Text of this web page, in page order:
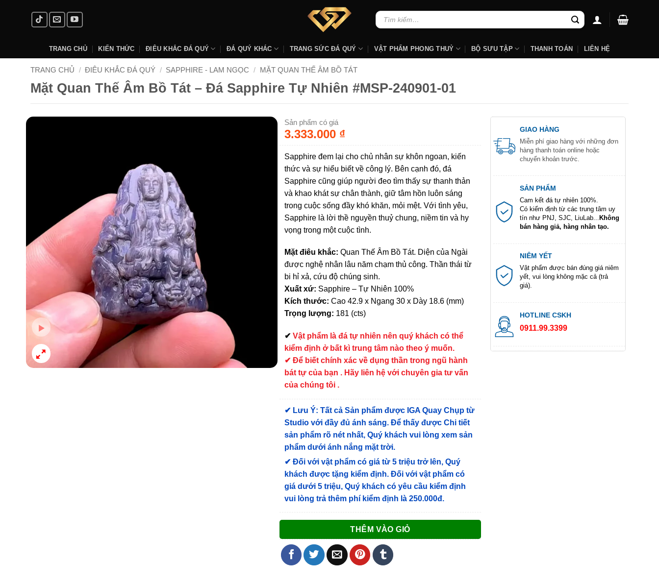
Tìm
kiếm:
TRANG CHỦ KIẾN THỨC ĐIÊU KHẮC ĐÁ QUÝ ĐÁ QUÝ KHÁC TRANG SỨC ĐÁ QUÝ VẬT PHẨM PHONG THUỶ BỘ SƯU TẬP THANH TOÁN LIÊN HỆ
TRANG CHỦ / ĐIÊU KHẮC ĐÁ QUÝ / SAPPHIRE - LAM NGỌC / MẶT QUAN THẾ ÂM BỒ TÁT
Mặt Quan Thế Âm Bồ Tát – Đá Sapphire Tự Nhiên #MSP-240901-01
Sản phẩm có giá
3.333.000 ₫
Sapphire đem lại cho chủ nhân sự khôn ngoan, kiến
thức và sự hiểu biết về công lý. Bên cạnh đó, đá
Sapphire cũng giúp người đeo tìm thấy sự thanh thản
và khao khát sự chân thành, giữ tâm hồn luôn sáng
trong cuộc sống đầy khó khăn, mỏi mệt. Với tình yêu,
Sapphire là lời thề nguyền thuỷ chung, niềm tin và hy
vọng trong một cuộc tình.
Mặt điêu khắc:Quan Thế Âm Bồ Tát. Diện của Ngài
được nghệ nhân lâu năm chạm thủ công. Thần thái từ
bi hỉ xả, cứu độ chúng sinh.
Xuất xứ: Sapphire – Tự Nhiên 100%
Kích thước: Cao 42.9 x Ngang 30 x Dày 18.6 (mm)
Trọng lượng: 181 (cts)
✔Vật phẩm là đá tự nhiên nên quý khách có thể
kiểm định ở bất kì trung tâm nào theo ý muốn.
✔ Để biết chính xác về dụng thần trong ngũ hành
bát tự của bạn . Hãy liên hệ với chuyên gia tư vấn
của chúng tôi .
✔ Lưu Ý: Tất cả Sản phẩm được IGA Quay Chụp từ
Studio với đầy đủ ánh sáng. Để thấy được Chi tiết
sản phẩm rõ nét nhất, Quý khách vui lòng xem sản
phẩm dưới ánh nắng mặt trời.
✔Đối với vật phẩm có giá từ 5 triệu trở lên, Quý
khách được tặng kiểm định. Đối với vật phẩm có
giá dưới 5 triệu, Quý khách có yêu cầu kiểm định
vui lòng trả thêm phí kiểm định là 250.000đ.
THÊM VÀO GIỎ
GIAO HÀNG
Miễn phí giao hàng với những đơn
hàng thanh toán online hoặc
chuyển khoản trước.
SẢN PHẨM
Cam kết đá tự nhiên 100%.
Có kiểm định từ các trung tâm uy
tín như PNJ, SJC, LiuLab...
Không
bán hàng giả, hàng nhân tạo.
NIÊM YẾT
Vật phẩm được bán đúng giá niêm
yết, vui lòng không mặc cả (trả
giá).
HOTLINE CSKH
0911.99.3399